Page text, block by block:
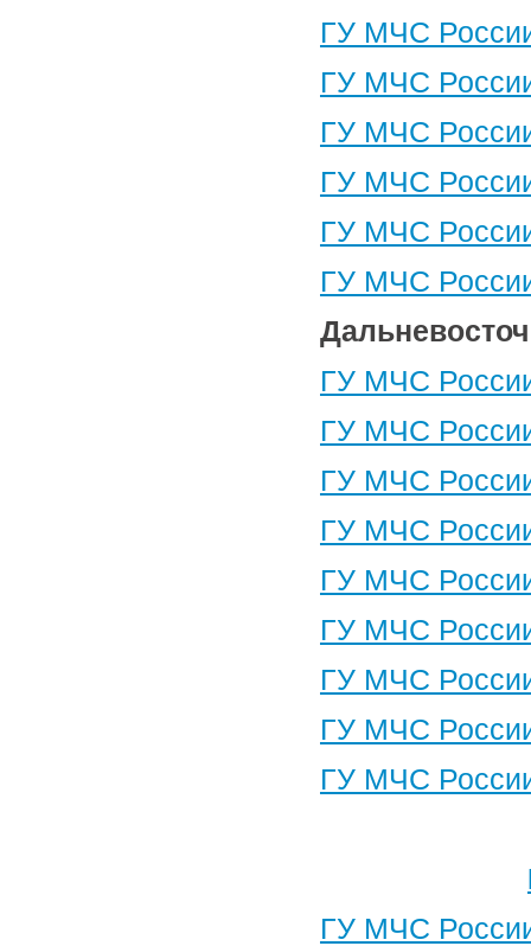
ГУ МЧС
ГУ МЧС
ГУ МЧС
ГУ МЧС
ГУ МЧС
ГУ МЧС
ГУ МЧС
ГУ МЧС
ГУ МЧС
ГУ МЧС
ГУ МЧС
ГУ МЧС
ГУ МЧС
ГУ МЧС
ГУ МЧС России
ГУ МЧС